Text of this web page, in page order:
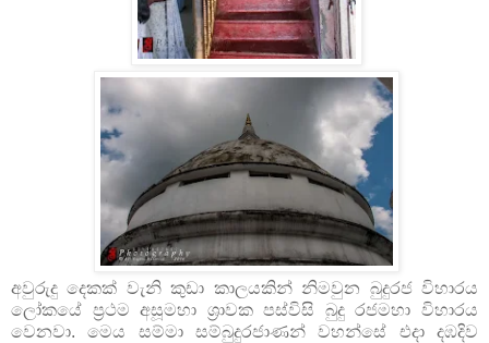
අවුරුදු දෙකක් වැනි කුඩා කාලයකින් නිමවුන බුදුරජ විහාරය
ලෝකයේ ප්‍රථම අසූමහා ශ්‍රාවක පස්විසි බුදු රජමහා විහාරය
වෙනවා. මෙය සම්මා සම්බුදුරජාණන් වහන්සේ එදා දඹදිව